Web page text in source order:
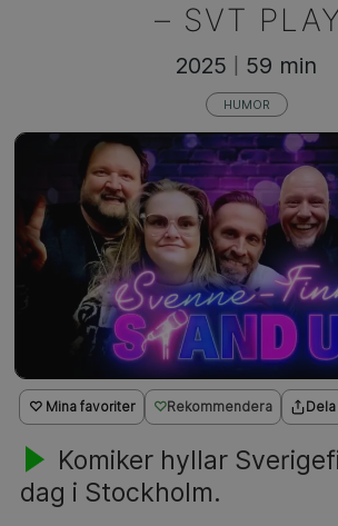
– SVT
♡ Mina favoriter Rekommendera Dela
Komiker hyllar
dag i Stockholm.
2025 59 min
HUMOR